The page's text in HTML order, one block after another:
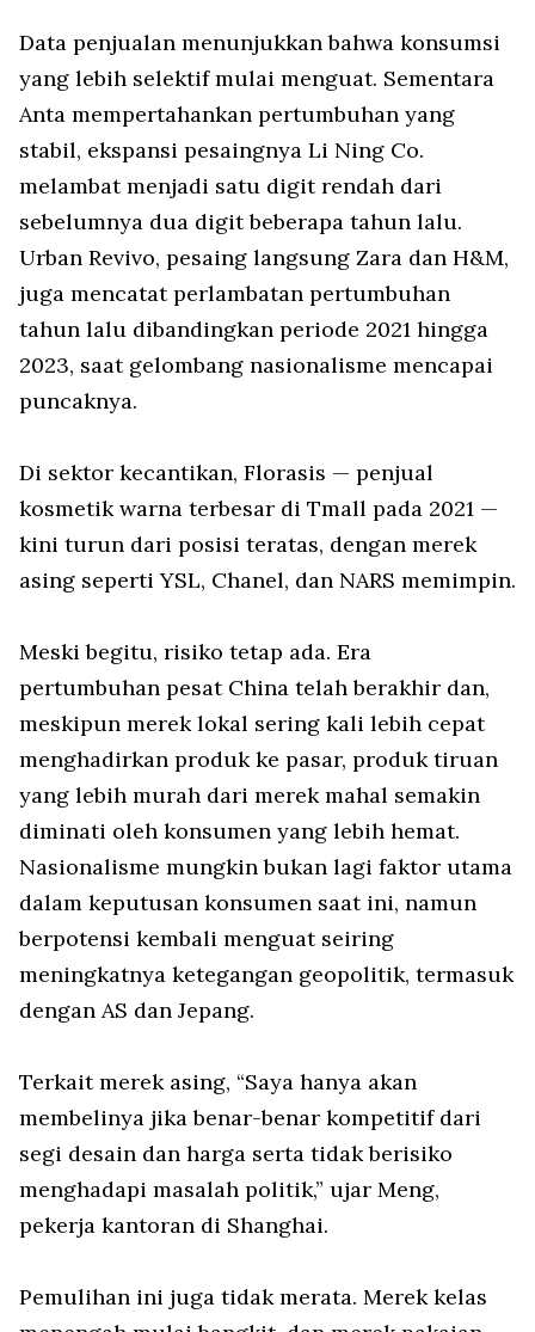
Data penjualan menunjukkan bahwa konsumsi
yang lebih selektif mulai menguat. Sementara
Anta mempertahankan pertumbuhan yang
stabil, ekspansi pesaingnya Li Ning Co.
melambat menjadi satu digit rendah dari
sebelumnya dua digit beberapa tahun lalu.
Urban Revivo, pesaing langsung Zara dan H&M,
juga mencatat perlambatan pertumbuhan
tahun lalu dibandingkan periode 2021 hingga
2023, saat gelombang nasionalisme mencapai
puncaknya.
Di sektor kecantikan, Florasis — penjual
kosmetik warna terbesar di Tmall pada 2021 —
kini turun dari posisi teratas, dengan merek
asing seperti YSL, Chanel, dan NARS memimpin.
Meski begitu, risiko tetap ada. Era
pertumbuhan pesat China telah berakhir dan,
meskipun merek lokal sering kali lebih cepat
menghadirkan produk ke pasar, produk tiruan
yang lebih murah dari merek mahal semakin
diminati oleh konsumen yang lebih hemat.
Nasionalisme mungkin bukan lagi faktor utama
dalam keputusan konsumen saat ini, namun
berpotensi kembali menguat seiring
meningkatnya ketegangan geopolitik, termasuk
dengan AS dan Jepang.
Terkait merek asing, “Saya hanya akan
membelinya jika benar-benar kompetitif dari
segi desain dan harga serta tidak berisiko
menghadapi masalah politik,” ujar Meng,
pekerja kantoran di Shanghai.
Pemulihan ini juga tidak merata. Merek kelas